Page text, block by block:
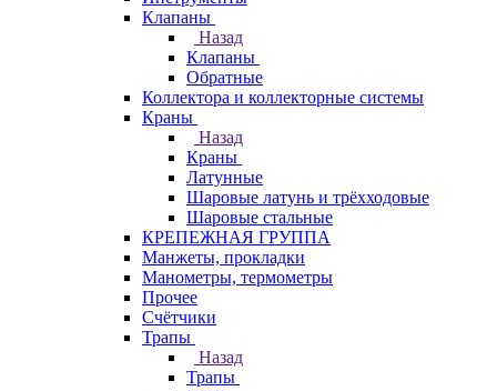
Клапаны
Назад
Клапаны
Обратные
Коллектора и коллекторные системы
Краны
Назад
Краны
Латунные
Шаровые латунь и трёхходовые
Шаровые стальные
КРЕПЕЖНАЯ ГРУППА
Манжеты, прокладки
Манометры, термометры
Прочее
Счётчики
Трапы
Назад
Трапы